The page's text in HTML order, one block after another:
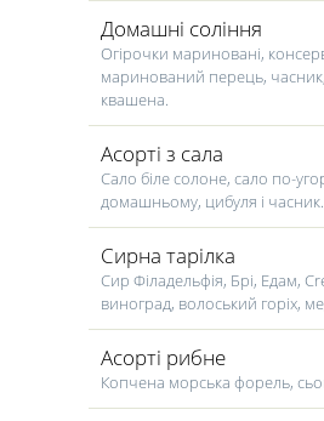
Домашні соління
Огірочки мариновані,
маринований перець,
квашена.
Асорті з сала
Сало біле солоне, сало по-
домашньому, цибуля і часник.
Сирна тарілка
Сир Філадельфія, Брі, Едам,
виноград, волоський горіх,
Асорті рибне
Копчена морська форель,